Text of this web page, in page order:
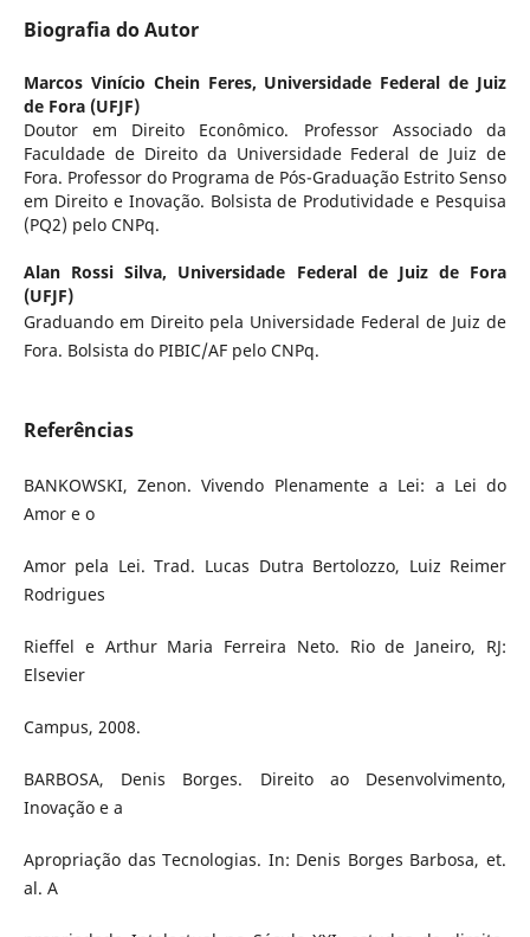
Biografia do Autor
Marcos Vinício Chein Feres, Universidade Federal de Juiz
de Fora (UFJF)
Doutor em Direito Econômico. Professor Associado da
Faculdade de Direito da Universidade Federal de Juiz de
Fora. Professor do Programa de Pós-Graduação Estrito Senso
em Direito e Inovação. Bolsista de Produtividade e Pesquisa
(PQ2) pelo CNPq.
Alan Rossi Silva, Universidade Federal de Juiz de Fora
(UFJF)
Graduando em Direito pela Universidade Federal de Juiz de
Fora. Bolsista do PIBIC/AF pelo CNPq.
Referências
BANKOWSKI, Zenon. Vivendo Plenamente a Lei: a Lei do
Amor e o
Amor pela Lei. Trad. Lucas Dutra Bertolozzo, Luiz Reimer
Rodrigues
Rieffel e Arthur Maria Ferreira Neto. Rio de Janeiro, RJ:
Elsevier
Campus, 2008.
BARBOSA, Denis Borges. Direito ao Desenvolvimento,
Inovação e a
Apropriação das Tecnologias. In: Denis Borges Barbosa, et.
al. A